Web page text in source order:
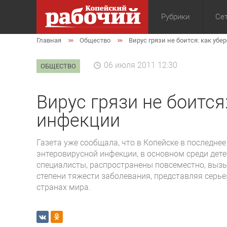
Рубрики
Общество
Главная Общество Вирус грязи не боится: как
ОБЩЕСТВО 06 июля 2011 12:30
Вирус грязи не
инфекции
Газета уже сообщала, что в Копейске в
энтеровирусной инфекции, в основном среди
специалисты, распространены повсеместно,
степени тяжести заболевания, представляя
странах мира.